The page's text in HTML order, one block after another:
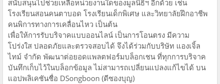
สนับสนุนไปช่วยเหลือหน่วยงานใดของมูลนิธิฯ อีกด้วย เช่น
โรงเรียนสอนคนตาบอด โรงเรียนเด็กพิเศษ และวิทยาลัยฝึกอาชีพ
คนพิการทางการเคลื่อนไหว เป็นต้น
เพื่อให้การรับบริจาคแบบออนไลน์ เป็นการโอนตรง มีความ
โปร่งใส ปลอดภัยและตรวจสอบได้ จึงได้ร่วมกับบริษัท แองเจิ้ล
ไทม์ จำกัด พัฒนาต่อยอดแพลตฟอร์มบล็อกเชน ที่ทุกการบริจาค
บันทึกเก็บไว้ในบล็อกข้อมูล ไม่สามารถเปลี่ยนแปลงแก้ไขได้ บน
แอปพลิเคชันชื่อ DSongboon (ดีซองบุญ)